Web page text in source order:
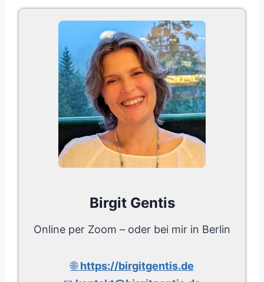
Birgit Gentis
Online per Zoom – oder bei mir in Berlin
🌐https://birgitgentis.de